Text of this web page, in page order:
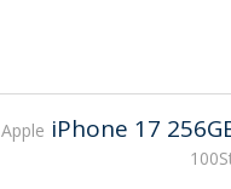
Apple iPhone 17